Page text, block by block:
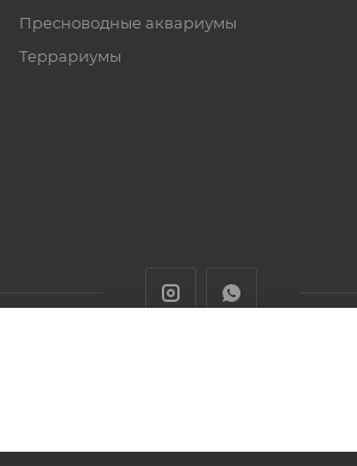
Пресноводные аквариумы
Террариумы
товаров по Алматы и Казахстану